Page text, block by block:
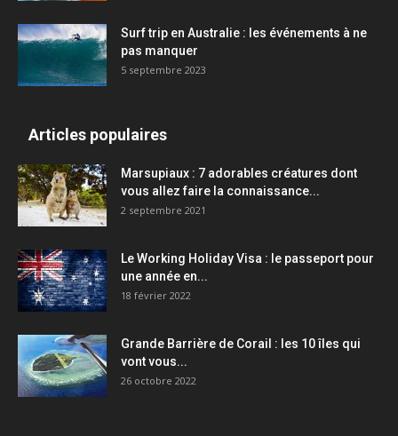
Surf trip en Australie : les événements à ne
pas manquer
5 septembre 2023
Articles populaires
Marsupiaux : 7 adorables créatures dont
vous allez faire la connaissance...
2 septembre 2021
Le Working Holiday Visa : le passeport pour
une année en...
18 février 2022
Grande Barrière de Corail : les 10 îles qui
vont vous...
26 octobre 2022